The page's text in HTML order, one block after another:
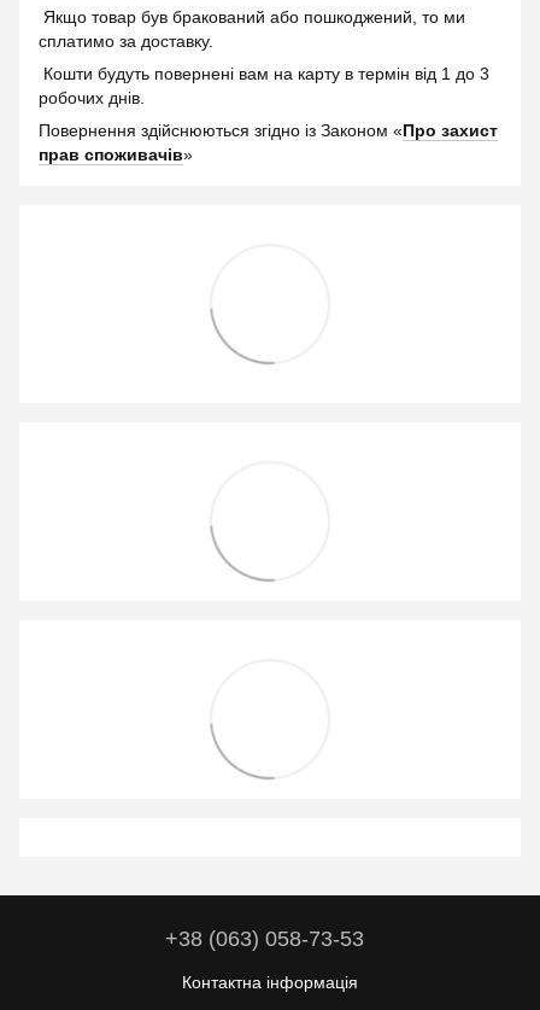
Якщо товар був бракований або пошкоджений, то ми
сплатимо за доставку.
Кошти будуть повернені вам на карту в термін від 1 до 3
робочих днів.
Повернення здійснюються згідно із Законом «Про захист
прав споживачів»
+38 (063) 058-73-53
Контактна інформація